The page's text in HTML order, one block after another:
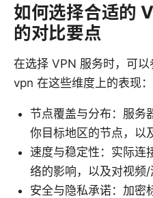
如何选择合适的
的对比要点
在选择 VPN 服务时，可
vpn 在这些维度上的表现：
节点覆盖与分布：服务
你目标地区的节点，以
速度与稳定性：实际连
络的影响，以及对视频/
安全与隐私承诺：加密